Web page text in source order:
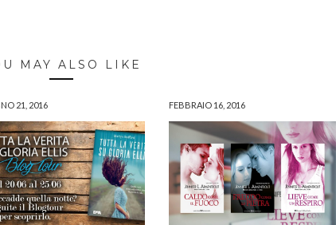
MAY ALSO LIKE
21, 2016 FEBBRAIO 16, 2016